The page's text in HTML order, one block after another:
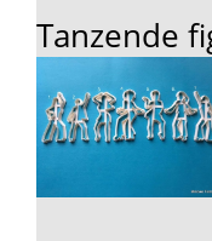
Tanzende